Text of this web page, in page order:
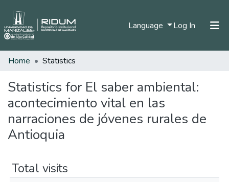
Language Log In (current)
Communities & Collections
Home Statistics
Statistics for El saber ambiental:
acontecimiento vital en las
narraciones de jóvenes rurales de
Antioquia
Total visits